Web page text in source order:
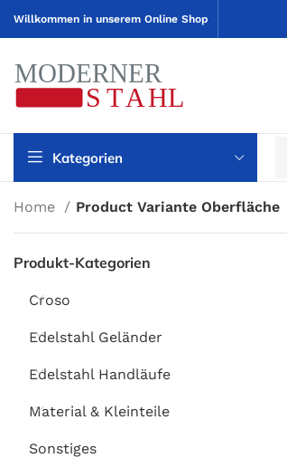
Willkommen in unserem Online Shop
Kategorien
Home Product Variante Oberfläche
Produkt-Kategorien
Croso
Edelstahl Geländer
Edelstahl Handläufe
Material & Kleinteile
Sonstiges